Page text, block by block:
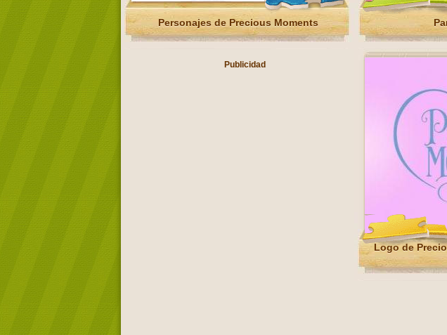
Personajes de Precious Moments
Publicidad
Logo de